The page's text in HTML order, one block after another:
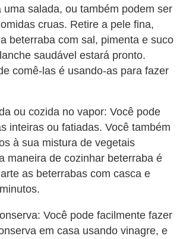
uma salada, ou também podem ser
cruas. Retire a pele fina,
beterraba com sal, pimenta e suco
saudável estará pronto.
comê-las é usando-as para fazer
ou cozida no vapor: Você pode
inteiras ou fatiadas. Você também
à sua mistura de vegetais
maneira de cozinhar beterraba é
as beterrabas com casca e
Você pode facilmente fazer
em casa usando vinagre, e